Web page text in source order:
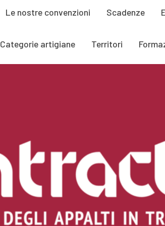
Le nostre convenzioni Scadenze
Categorie artigiane Territori